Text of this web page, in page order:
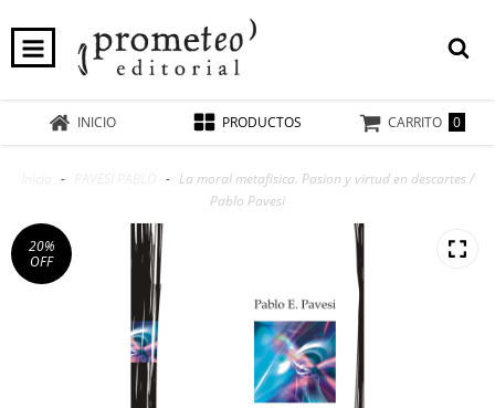
INICIO PRODUCTOS CARRITO 0
- - La moral metafisica. Pasion y virtud en descartes /
Pablo Pavesi
20%
OFF